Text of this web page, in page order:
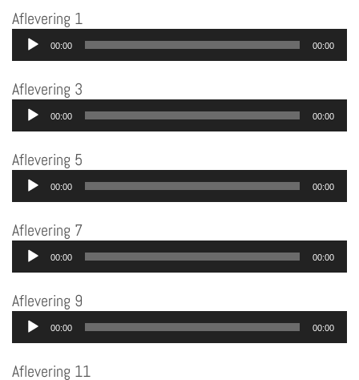
Aflevering 1
Audiospeler
00:00 00:00
Aflevering 3
Audiospeler
00:00 00:00
Aflevering 5
Audiospeler
00:00 00:00
Aflevering 7
Audiospeler
00:00 00:00
Aflevering 9
Audiospeler
00:00 00:00
Aflevering 11